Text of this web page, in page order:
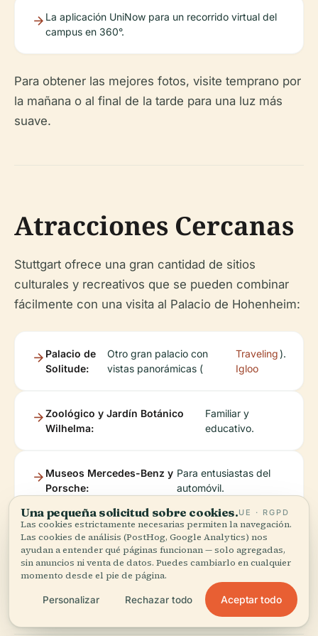
La aplicación UniNow para un recorrido virtual del
campus en 360°.
Para obtener las mejores fotos, visite temprano por
la mañana o al final de la tarde para una luz más
suave.
Atracciones Cercanas
Stuttgart ofrece una gran cantidad de sitios
culturales y recreativos que se pueden combinar
fácilmente con una visita al Palacio de Hohenheim:
Palacio de
Solitude:
Otro gran palacio con
vistas panorámicas (
Traveling
Igloo
).
Zoológico y Jardín Botánico
Wilhelma:
Familiar y
educativo.
Museos Mercedes-Benz y
Porsche:
Para entusiastas del
automóvil.
Centro de
la Ciudad
de
Stuttgart:
Incluye la Plaza del Palacio
(Schlossplatz), el Nuevo
Palacio y la Staatsgalerie (
Best
Things to
Do in
Una pequeña solicitud sobre cookies.UE · RGPD
Las cookies estrictamente necesarias permiten la navegación.
Las cookies de análisis (PostHog, Google Analytics) nos
ayudan a entender qué páginas funcionan — solo agregadas,
sin anuncios ni venta de datos. Puedes cambiarlo en cualquier
momento desde el pie de página.
Personalizar Rechazar todo Aceptar todo